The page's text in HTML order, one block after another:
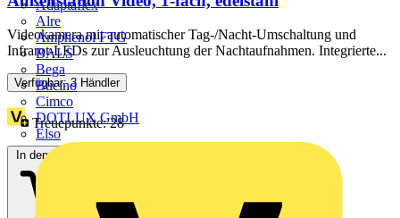
Adaptaflex
Alre
Amphenol FTG
BALS
Bega
Bticino
Cimco
DOTLUX GmbH
Elso
Videokamera mit automatischer Tag-/Nacht-Umschaltung und
Infrarot-LEDs zur Ausleuchtung der Nachtaufnahmen. Integrierte...
Verfügbar: 3 Händler
Treuepunkte:28
In den Warenkorb